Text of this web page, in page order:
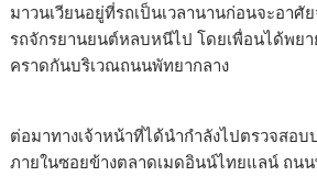
มาวนเวียนอยู่ที่รถเป็นเวลานานก่อนจะอา
รถจักรยานยนต์หลบหนีไป โดยเพื่อนได้พย
คราดกันบริเวณถนนพัทยากลาง
ต่อมาทางเจ้าหน้าที่ได้นำกำลังไปตรวจสอบ
ภายในซอยข้างตลาดเมดอินน์ไทยแลน์ ถน